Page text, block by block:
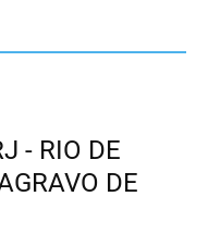
- RIO DE
DE